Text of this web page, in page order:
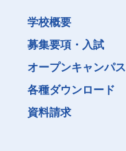
学校概要
募集要項・入試
オープンキャンパス
各種ダウンロード
資料請求